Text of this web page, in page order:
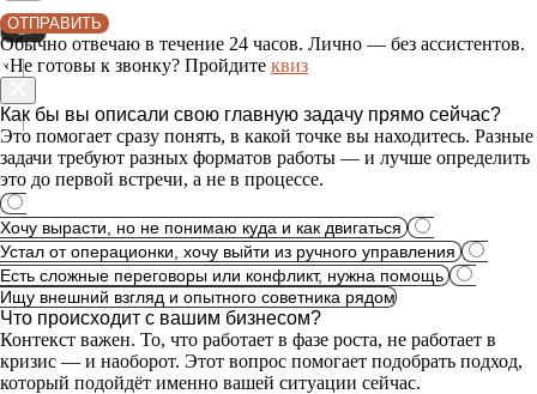
LI
ОТПРАВИТЬ
Обычно отвечаю в течение 24 часов. Лично — без ассистентов.
«Не готовы к звонку? Пройдите квиз
Как бы вы описали свою главную задачу прямо сейчас?
Это помогает сразу понять, в какой точке вы находитесь. Разные
задачи требуют разных форматов работы — и лучше определить
это до первой встречи, а не в процессе.
Хочу вырасти, но не понимаю куда и как двигаться
Устал от операционки, хочу выйти из ручного управления
Есть сложные переговоры или конфликт, нужна помощь
Ищу внешний взгляд и опытного советника рядом
Что происходит с вашим бизнесом?
Контекст важен. То, что работает в фазе роста, не работает в
кризис — и наоборот. Этот вопрос помогает подобрать подход,
который подойдёт именно вашей ситуации сейчас.